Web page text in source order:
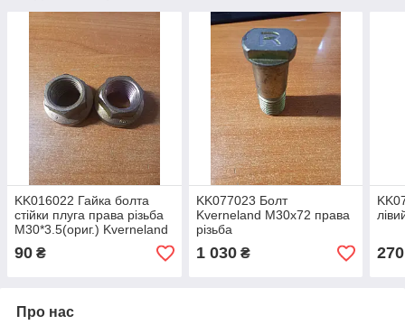
KK016022 Гайка болта
стійки плуга права різьба
М30*3.5(ориг.) Kverneland
90 ₴
KK077023 Болт
Kverneland М30х72 права
різьба
1 030₴ 270
Про нас